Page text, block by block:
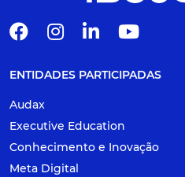
ENTIDADES PARTICIPADAS
Audax
Executive Education
Conhecimento e Inovação
Meta Digital